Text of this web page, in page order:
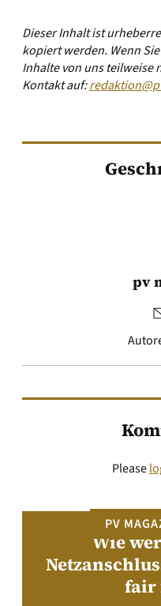
Dieser Inhalt ist
kopiert werden. Wenn
Inhalte von uns teilweise
Kontakt auf:
pv
Please
PV
Wie
fair